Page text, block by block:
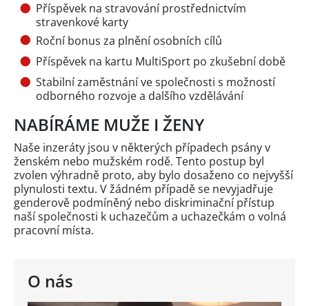
O nás
Příspěvek na stravování prostřednictvím
stravenkové karty
Roční bonus za plnění osobních cílů
Příspěvek na kartu MultiSport po zkušební době
Stabilní zaměstnání ve společnosti s možností
odborného rozvoje a dalšího vzdělávání
NABÍRÁME MUŽE I ŽENY
Naše inzeráty jsou v některých případech psány v
ženském nebo mužském rodě. Tento postup byl
zvolen výhradně proto, aby bylo dosaženo co nejvyšší
plynulosti textu. V žádném případě se nevyjadřuje
genderově podmíněný nebo diskriminační přístup
naší společnosti k uchazečům a uchazečkám o volná
pracovní místa.